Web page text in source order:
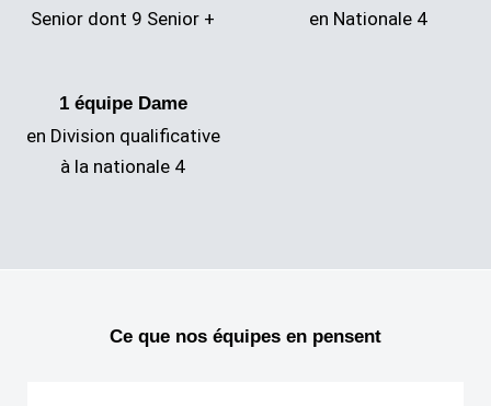
Senior dont 9 Senior + en Nationale 4
1 équipe Dame
en Division qualificative
à la nationale 4
Ce que nos équipes en pensent